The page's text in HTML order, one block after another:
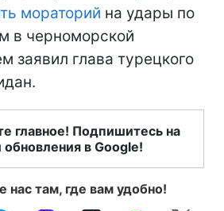
мораторий на удары по
в черноморской
заявил глава турецкого
главное! Подпишитесь на
в Google!
нас там, где вам удобно!